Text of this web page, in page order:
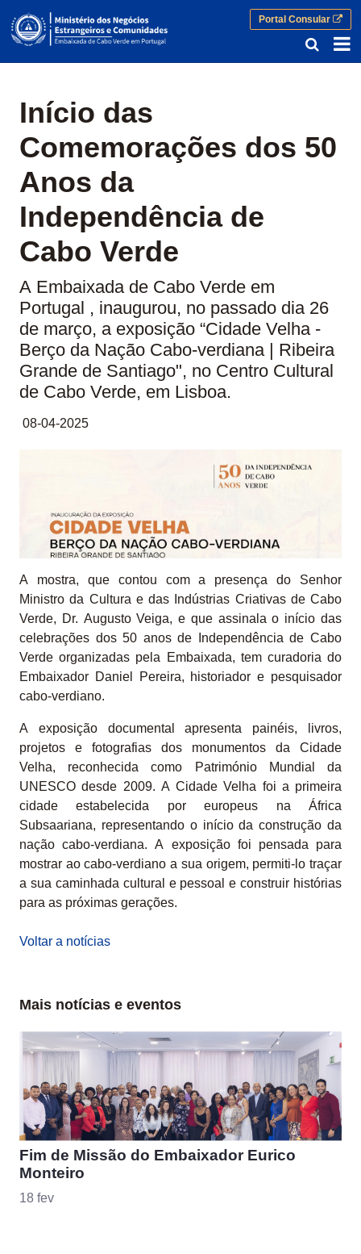
Portal Consular
A Embaixada de Cabo Verde em
Início das
Comemorações dos 50
Anos da
Independência de
Cabo Verde
A Embaixada de Cabo Verde em
Portugal , inaugurou, no passado dia 26
de março, a exposição “Cidade Velha -
Berço da Nação Cabo-verdiana | Ribeira
Grande de Santiago", no Centro Cultural
de Cabo Verde, em Lisboa.
08-04-2025
A mostra, que contou com a presença do Senhor
Ministro da Cultura e das Indústrias Criativas de Cabo
Verde, Dr. Augusto Veiga, e que assinala o início das
celebrações dos 50 anos de Independência de Cabo
Verde organizadas pela Embaixada, tem curadoria do
Embaixador Daniel Pereira, historiador e pesquisador
cabo-verdiano.
A exposição documental apresenta painéis, livros,
projetos e fotografias dos monumentos da Cidade
Velha, reconhecida como Património Mundial da
UNESCO desde 2009. A Cidade Velha foi a primeira
cidade estabelecida por europeus na África
Subsaariana, representando o início da construção da
nação cabo-verdiana. A exposição foi pensada para
mostrar ao cabo-verdiano a sua origem, permiti-lo traçar
a sua caminhada cultural e pessoal e construir histórias
para as próximas gerações.
Voltar a notícias
Mais notícias e eventos
Fim de Missão do Embaixador Eurico
Monteiro
18 fev